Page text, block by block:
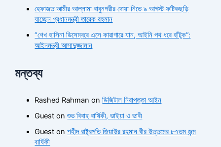
হেফাজত আমীর আল্লামা বাবুনগরীর দোয়া নিতে ৯ আগস্ট ফটিকছড়ি
যাচ্ছেন প্রধানমন্ত্রী তারেক রহমান
“শেখ হাসিনা ডিসেম্বরে এসে কারাগারে যান, আইনি পথ ধরে হাঁটুক”:
আইনমন্ত্রী আসাদুজ্জামান
মন্তব্য
Rashed Rahman onডিজিটাল নিরাপত্তা আইন
Guest onশুভ বিবাহ বার্ষিকী, ভাইয়া ও ভাবী
Guest onশহীদ রাষ্ট্রপতি জিয়াউর রহমান বীর উত্তমের ৮৭তম জন্ম
বার্ষিকী